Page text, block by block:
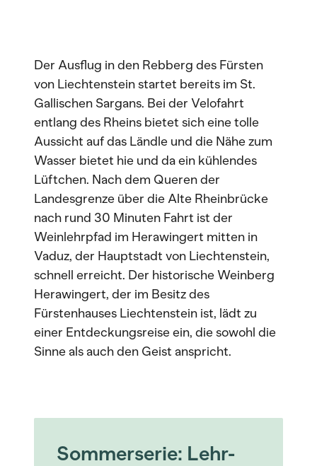
Der Ausflug in den Rebberg des Fürsten
von Liechtenstein startet bereits im St.
Gallischen Sargans. Bei der Velofahrt
entlang des Rheins bietet sich eine tolle
Aussicht auf das Ländle und die Nähe zum
Wasser bietet hie und da ein kühlendes
Lüftchen. Nach dem Queren der
Landesgrenze über die Alte Rheinbrücke
nach rund 30 Minuten Fahrt ist der
Weinlehrpfad im Herawingert mitten in
Vaduz, der Hauptstadt von Liechtenstein,
schnell erreicht. Der historische Weinberg
Herawingert, der im Besitz des
Fürstenhauses Liechtenstein ist, lädt zu
einer Entdeckungsreise ein, die sowohl die
Sinne als auch den Geist anspricht.
Sommerserie: Lehr-